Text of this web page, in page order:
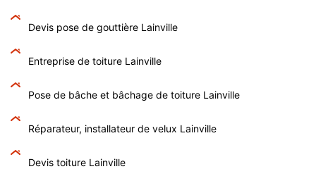
Devis pose de gouttière Lainville
Entreprise de toiture Lainville
Pose de bâche et bâchage de toiture Lainville
Réparateur, installateur de velux Lainville
Devis toiture Lainville